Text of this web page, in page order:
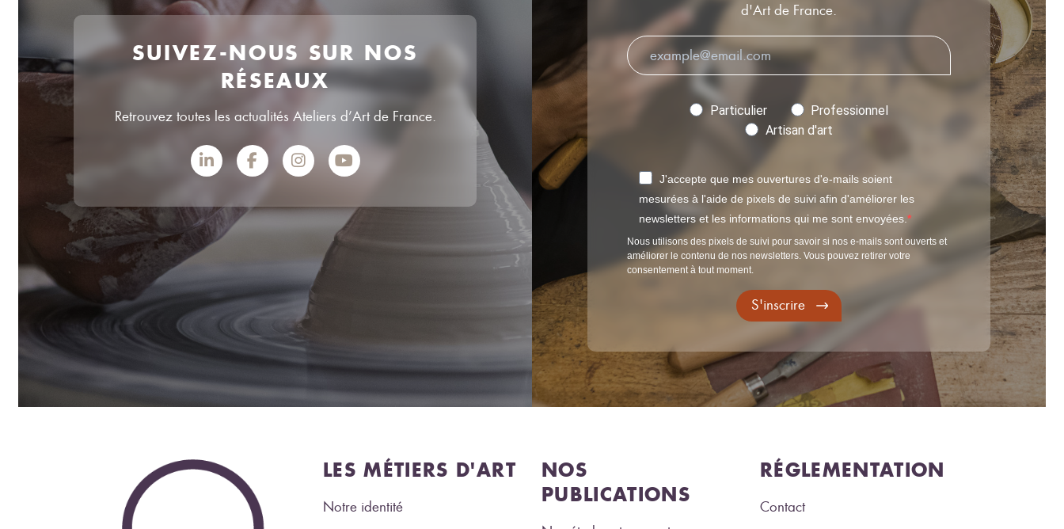
SUIVEZ-NOUS SUR NOS
RÉSEAUX
Retrouvez toutes les actualités Ateliers d’Art de France.
d'Art de France.
Particulier
Professionnel
Artisan d'art
J'accepte que mes ouvertures d'e-mails soient
mesurées à l'aide de pixels de suivi afin d'améliorer les
newsletters et les informations qui me sont envoyées.
Nous utilisons des pixels de suivi pour savoir si nos e-mails sont ouverts et
améliorer le contenu de nos newsletters. Vous pouvez retirer votre
consentement à tout moment.
S'inscrire
LES MÉTIERS D'ART
Notre identité
NOS
PUBLICATIONS
RÉGLEMENTATION
Contact